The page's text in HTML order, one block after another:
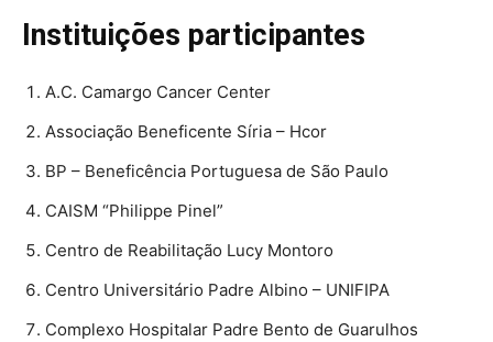
Instituições participantes
A.C. Camargo Cancer Center
Associação Beneficente Síria – Hcor
BP – Beneficência Portuguesa de São Paulo
CAISM “Philippe Pinel”
Centro de Reabilitação Lucy Montoro
Centro Universitário Padre Albino – UNIFIPA
Complexo Hospitalar Padre Bento de Guarulhos